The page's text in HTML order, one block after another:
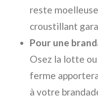
reste
croustillant
Pour une
Osez la lotte
ferme
à votre